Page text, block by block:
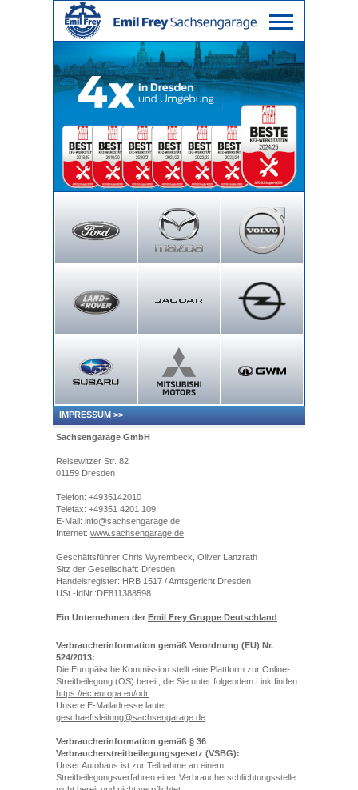
IMPRESSUM >>
Sachsengarage GmbH
Reisewitzer Str. 82
01159 Dresden
Telefon: +4935142010
Telefax: +49351 4201 109
E-Mail: info@sachsengarage.de
Internet: www.sachsengarage.de
Geschäftsführer:Chris Wyrembeck, Oliver Lanzrath
Sitz der Gesellschaft: Dresden
Handelsregister: HRB 1517 / Amtsgericht Dresden
USt.-IdNr.:DE811388598
Ein Unternehmen der Emil Frey Gruppe Deutschland
Verbraucherinformation gemäß Verordnung (EU) Nr.
524/2013:
Die Europäische Kommission stellt eine Plattform zur Online-
Streitbeilegung (OS) bereit, die Sie unter folgendem Link finden:
https://ec.europa.eu/odr
Unsere E-Mailadresse lautet:
geschaeftsleitung@sachsengarage.de
Verbraucherinformation gemäß § 36
Verbraucherstreitbeilegungsgesetz (VSBG):
Unser Autohaus ist zur Teilnahme an einem
Streitbeilegungsverfahren einer Verbraucherschlichtungsstelle